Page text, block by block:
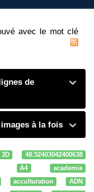
avec le mot clé
de
à la fois
3D
48.52403042400638
A4
academie
acculturation
ADN